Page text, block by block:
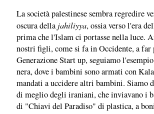
La società palestinese sembra regredire
oscura della jahiliyya, ossia verso l'era
prima che l'Islam ci portasse nella luce.
nostri figli, come si fa in Occidente, a far
Generazione Start up, seguiamo
nera, dove i bambini sono armati con
mandati a uccidere altri bambini. Siamo
di meglio degli iraniani, che inviavano i
di "Chiavi del Paradiso" di plastica, a